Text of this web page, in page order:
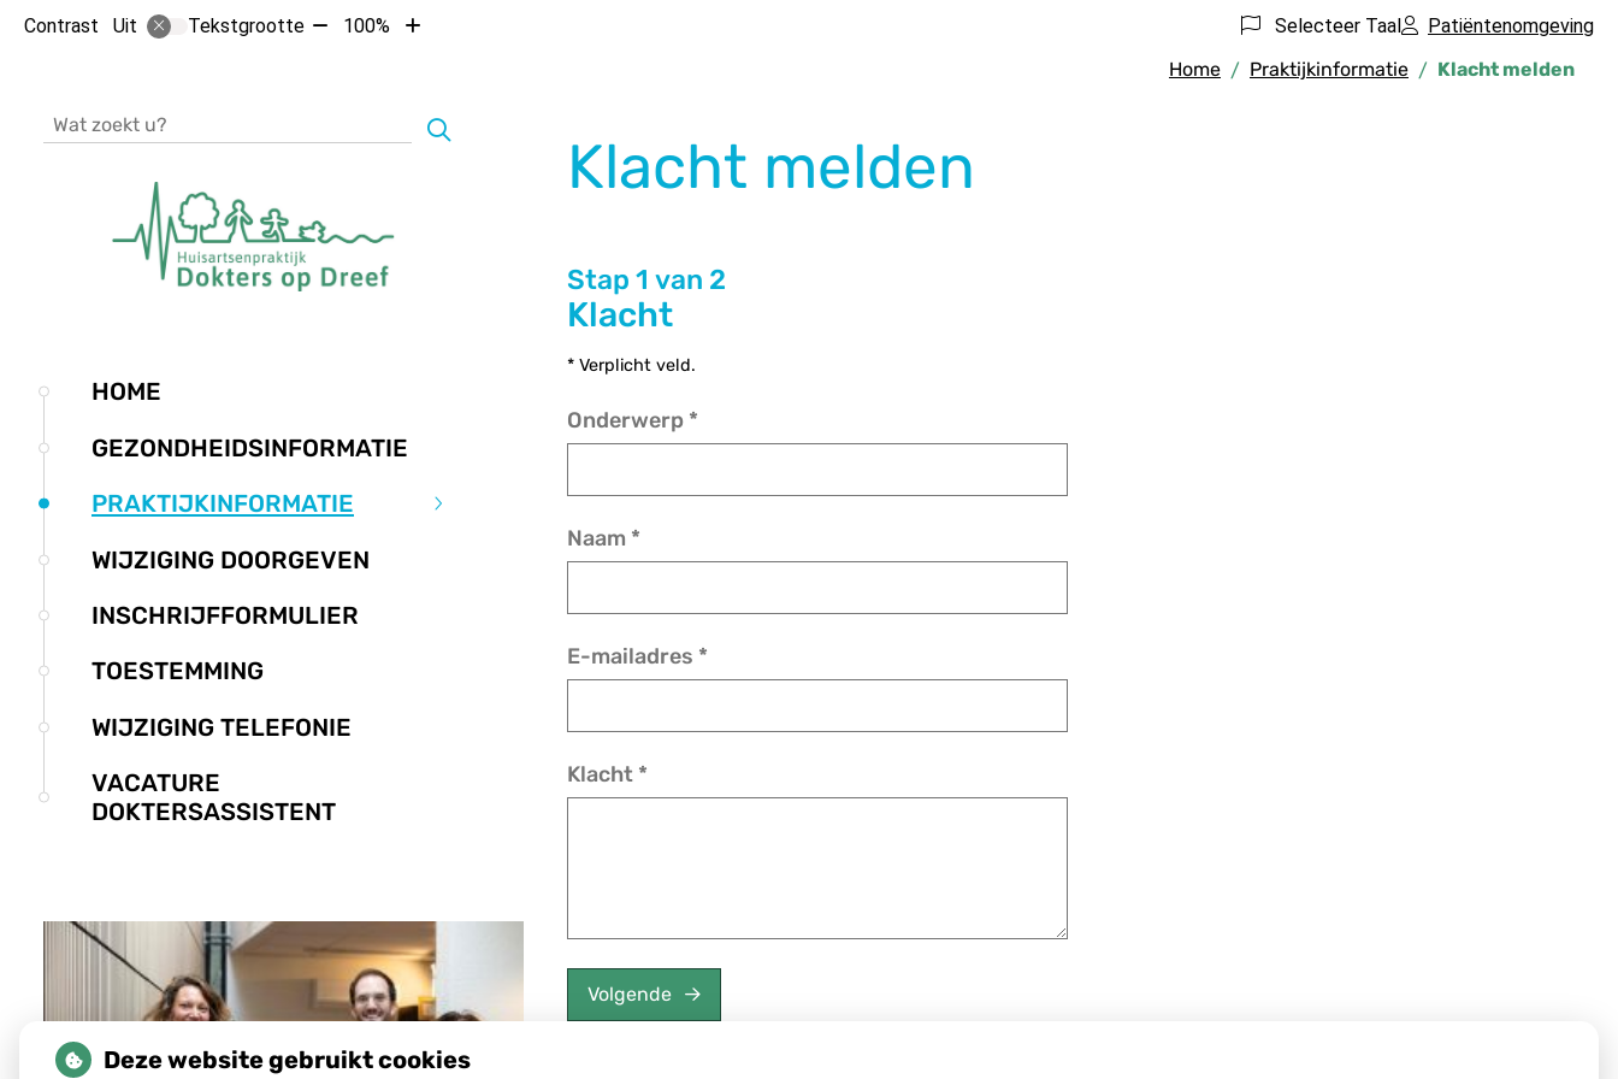
Contrast Uit Tekstgrootte Tekst100%
Tekst
Selecteer Taal Patiëntenomgeving
Hoofdmenu
HOME
GEZONDHEIDSINFORMATIE
PRAKTIJKINFORMATIE
Praktijkinformatie
WIJZIGING DOORGEVEN
INSCHRIJFFORMULIER
TOESTEMMING
WIJZIGING TELEFONIE
VACATURE
DOKTERSASSISTENT
Home Praktijkinformatie Klacht melden
Klacht melden
Stap 1 van 2
Klacht
* Verplicht veld.
Onderwerp *
Naam *
E-mailadres *
Klacht *
Volgende
Deze website gebruikt cookies